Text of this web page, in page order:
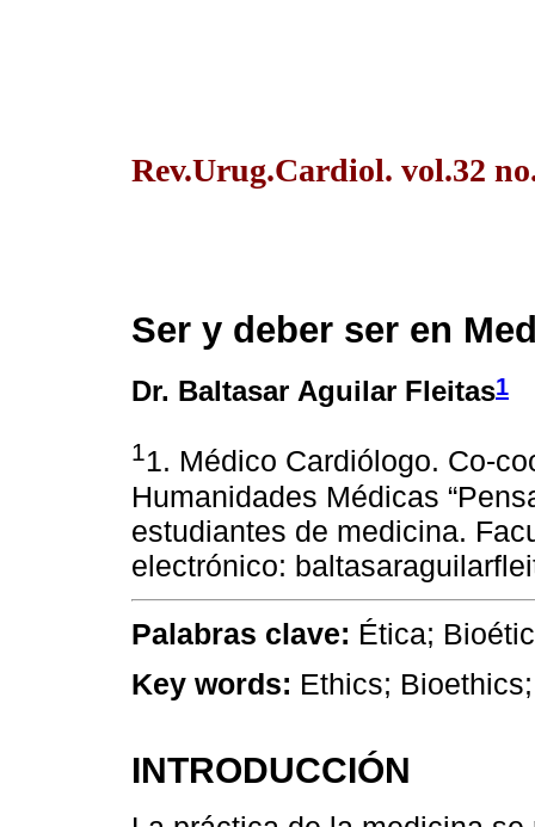
Rev.Urug.Cardiol. vol.32
Ser y deber ser en
Dr. Baltasar Aguilar Fleitas1
11. Médico Cardiólogo. Co-
Humanidades Médicas
estudiantes de medicina.
electrónico:
Palabras clave: Ética;
Key words: Ethics;
INTRODUCCIÓN